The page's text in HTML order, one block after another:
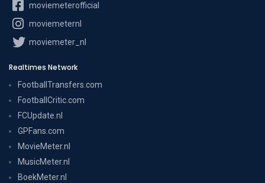
moviemeterofficial
moviemeternl
moviemeter_nl
Realtimes Network
FootballTransfers.com
FootballCritic.com
FCUpdate.nl
GPFans.com
MovieMeter.nl
MusicMeter.nl
BoekMeter.nl